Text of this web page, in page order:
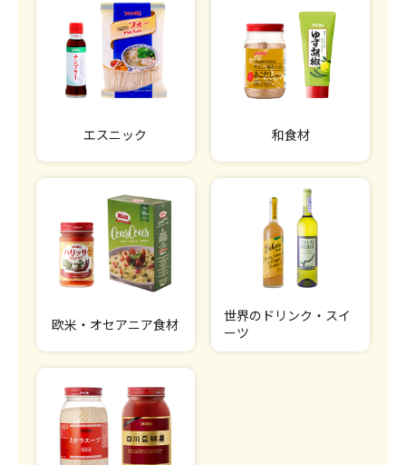
エスニック 和食材
欧米・オセアニア食材
世界のドリンク・スイ
ーツ